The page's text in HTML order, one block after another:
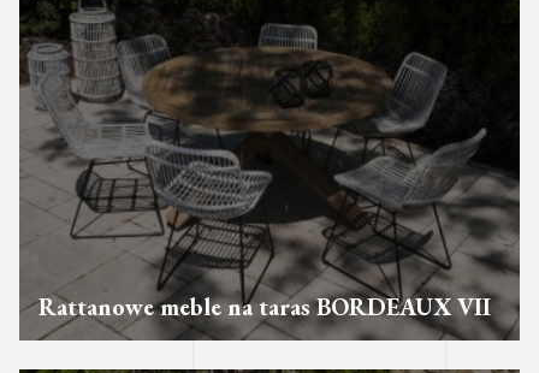
Rattanowe meble na taras BORDEAUX VII